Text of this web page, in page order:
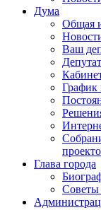
Дума
Общая
Ваш
График
Глава города
Советы